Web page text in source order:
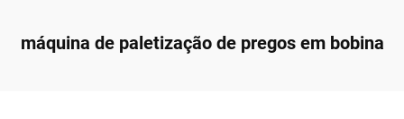
máquina de paletização de pregos em bobina